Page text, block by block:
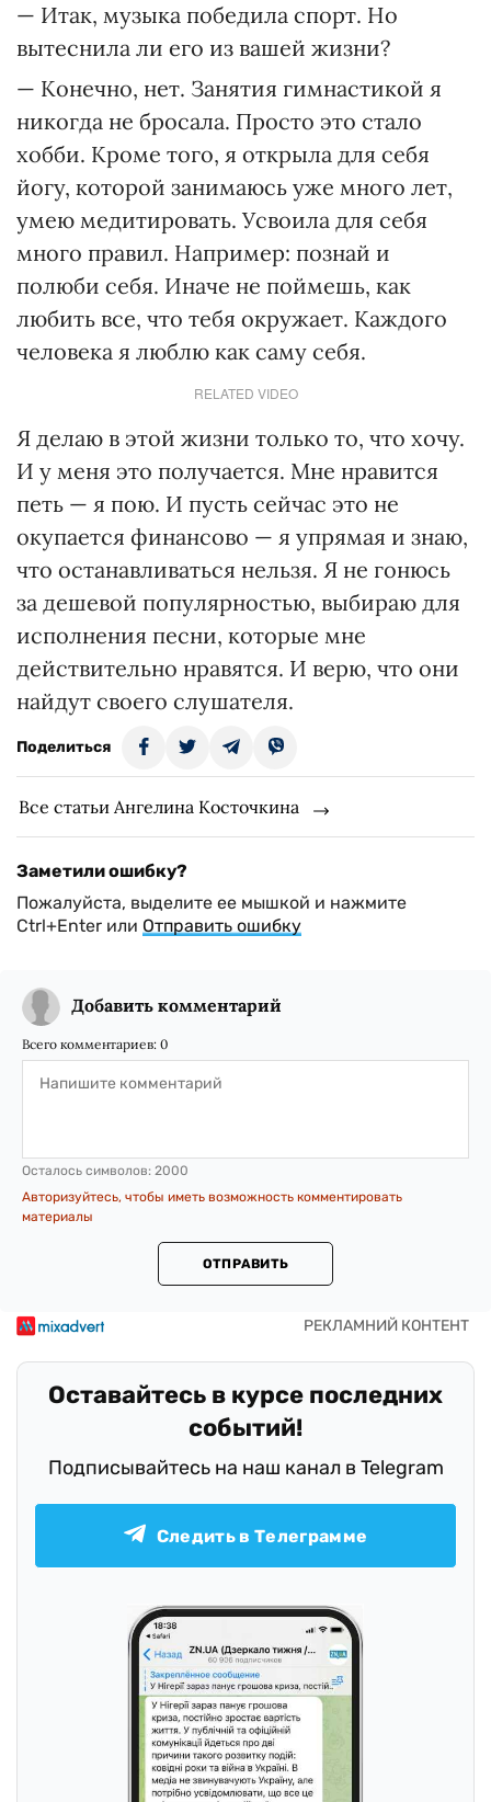
— Итак, музыка победила спорт. Но
вытеснила ли его из вашей жизни?
— Конечно, нет. Занятия гимнастикой я
никогда не бросала. Просто это стало
хобби. Кроме того, я открыла для себя
йогу, которой занимаюсь уже много лет,
умею медитировать. Усвоила для себя
много правил. Например: познай и
полюби себя. Иначе не поймешь, как
любить все, что тебя окружает. Каждого
человека я люблю как саму себя.
RELATED VIDEO
Я делаю в этой жизни только то, что хочу.
И у меня это получается. Мне нравится
петь — я пою. И пусть сейчас это не
окупается финансово — я упрямая и знаю,
что останавливаться нельзя. Я не гонюсь
за дешевой популярностью, выбираю для
исполнения песни, которые мне
действительно нравятся. И верю, что они
найдут своего слушателя.
Поделиться
Все статьи Ангелина Косточкина
Заметили ошибку?
Пожалуйста, выделите ее мышкой и нажмите
Ctrl+Enter или Отправить ошибку
Добавить комментарий
Всего комментариев: 0
Осталось символов: 2000
Авторизуйтесь, чтобы иметь возможность комментировать
материалы
ОТПРАВИТЬ
Оставайтесь в курсе последних
событий!
Подписывайтесь на наш канал в Telegram
Следить в Телеграмме